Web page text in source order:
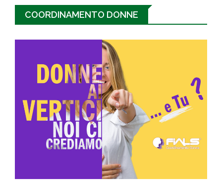
COORDINAMENTO DONNE